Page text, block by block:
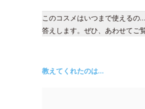
このコスメはいつまで使えるの
答えします。ぜひ、あわせてご
教えてくれたのは…